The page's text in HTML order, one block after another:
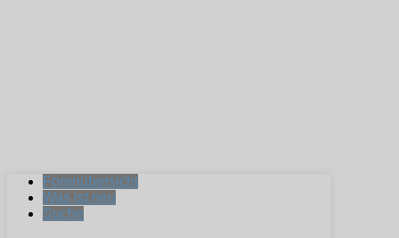
Forenübersicht
Was ist neu
Suche